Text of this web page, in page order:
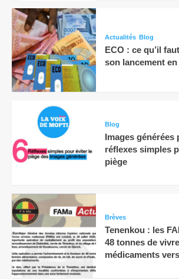
Actualités Blog
ECO : ce qu’il
son lancement en
Blog
Images générées
réflexes simples
piège
Brèves
Tenenkou : les
48 tonnes de
médicaments